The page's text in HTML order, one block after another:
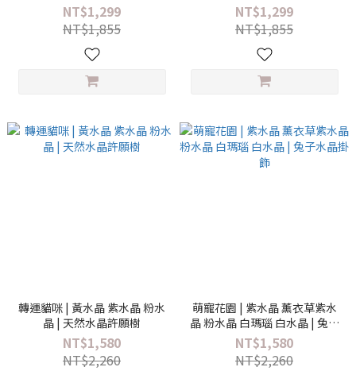
NT$1,299
NT$1,855
NT$1,299
NT$1,855
轉運貓咪 | 黃水晶 紫水晶 粉水
晶 | 天然水晶許願樹
NT$1,580
NT$2,260
萌寵花園 | 紫水晶 薰衣草紫水
晶 粉水晶 白瑪瑙 白水晶 | 兔子
水晶掛飾
NT$1,580
NT$2,260